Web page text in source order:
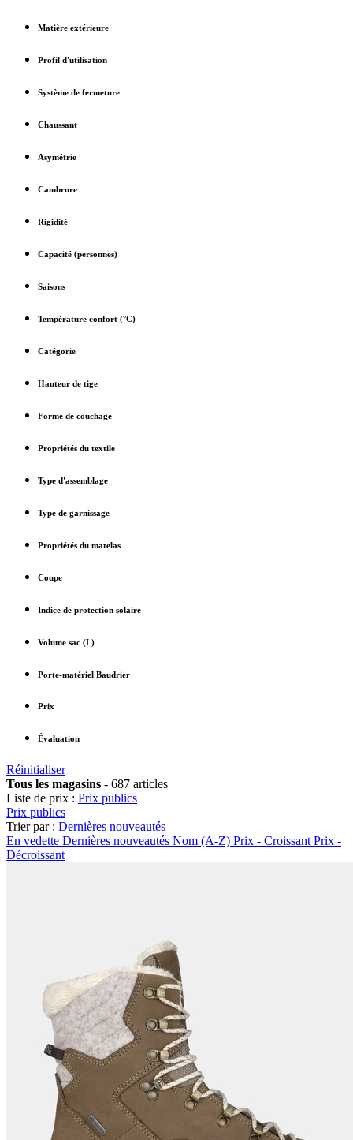
Matière extérieure
Profil d'utilisation
Système de fermeture
Chaussant
Asymétrie
Cambrure
Rigidité
Capacité (personnes)
Saisons
Température confort (°C)
Catégorie
Hauteur de tige
Forme de couchage
Propriétés du textile
Type d'assemblage
Type de garnissage
Propriétés du matelas
Coupe
Indice de protection solaire
Volume sac (L)
Porte-matériel Baudrier
Prix
Évaluation
Réinitialiser
Tous les magasins - 687 articles
Liste de prix : Prix publics
Prix publics
Trier par : Dernières nouveautés
En vedette Dernières nouveautés Nom (A-Z) Prix - Croissant Prix -
Décroissant